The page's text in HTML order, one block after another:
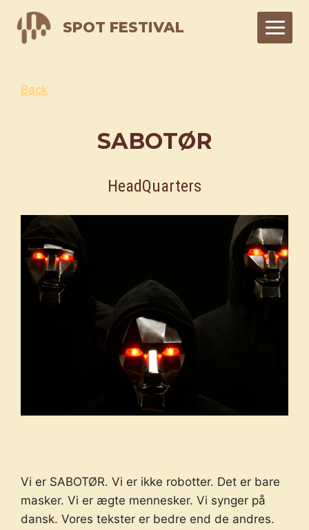
content
SPOT FESTIVAL
Back
SABOTØR
HeadQuarters
Vi er SABOTØR. Vi er ikke robotter. Det er bare
masker. Vi er ægte mennesker. Vi synger på
dansk. Vores tekster er bedre end de andres.